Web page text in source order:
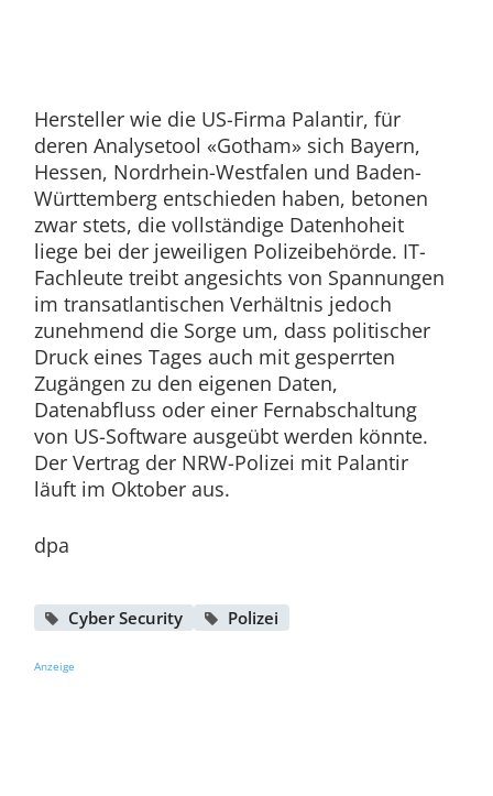
Hersteller wie die US-Firma Palantir, für
deren Analysetool «Gotham» sich Bayern,
Hessen, Nordrhein-Westfalen und Baden-
Württemberg entschieden haben, betonen
zwar stets, die vollständige Datenhoheit
liege bei der jeweiligen Polizeibehörde. IT-
Fachleute treibt angesichts von Spannungen
im transatlantischen Verhältnis jedoch
zunehmend die Sorge um, dass politischer
Druck eines Tages auch mit gesperrten
Zugängen zu den eigenen Daten,
Datenabfluss oder einer Fernabschaltung
von US-Software ausgeübt werden könnte.
Der Vertrag der NRW-Polizei mit Palantir
läuft im Oktober aus.
dpa
Cyber Security Polizei
Anzeige